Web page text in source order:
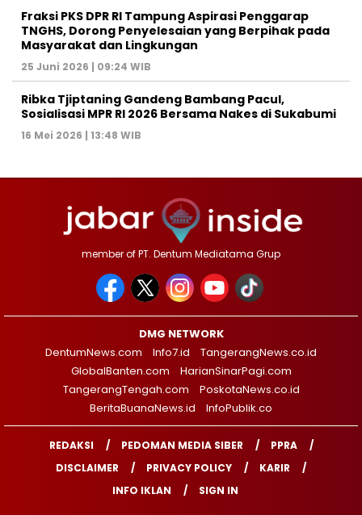
‎Fraksi PKS DPR RI Tampung Aspirasi Penggarap
TNGHS, Dorong Penyelesaian yang Berpihak pada
Masyarakat dan Lingkungan‎
25 Juni 2026 | 09:24 WIB
Ribka Tjiptaning Gandeng Bambang Pacul,
Sosialisasi MPR RI 2026 Bersama Nakes di Sukabumi
16 Mei 2026 | 13:48 WIB
member of PT. Dentum Mediatama Grup
DMG NETWORK
DentumNews.com
Info7.id
TangerangNews.co.id
GlobalBanten.com
HarianSinarPagi.com
TangerangTengah.com
PoskotaNews.co.id
BeritaBuanaNews.id
InfoPublik.co
REDAKSI PEDOMAN MEDIA SIBER
PPRA
DISCLAIMER
PRIVACY POLICY
KARIR
INFO IKLAN
SIGN IN